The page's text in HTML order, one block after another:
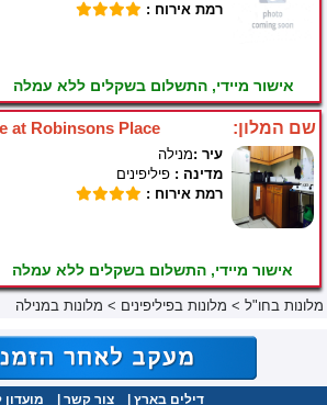
רמת אירוח :
אישור מיידי, התשלום בשקלים ללא עמלה
at Robinsons Place שם המלון:
עיר :מנילה
מדינה : פיליפינים
רמת אירוח :
אישור מיידי, התשלום בשקלים ללא עמלה
מלונות בחו"ל > מלונות בפיליפינים > מלונות במנילה
דילים בארץ צור קשר